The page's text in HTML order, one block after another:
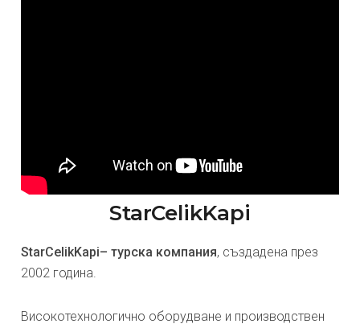
StarCelikKapi
StarCelikKapi– турска компания, създадена през
2002 година.
Високотехнологично оборудване и производствен